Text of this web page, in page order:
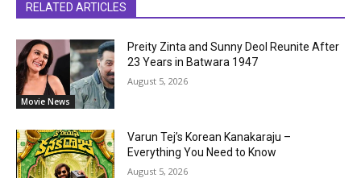
RELATED ARTICLES
Movie News
Preity Zinta and Sunny Deol Reunite After
23 Years in Batwara 1947
August 5, 2026
Varun Tej’s Korean Kanakaraju –
Everything You Need to Know
August 5, 2026